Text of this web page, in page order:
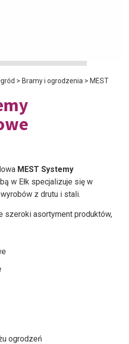
> Bramy i ogrodzenia > MEST
MEST Systemy
w Ełk specjalizuje się w
z drutu i stali.
szeroki asortyment produktów,
ogrodzeń